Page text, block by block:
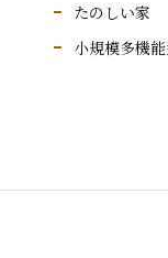
たのしい家
小規模多機